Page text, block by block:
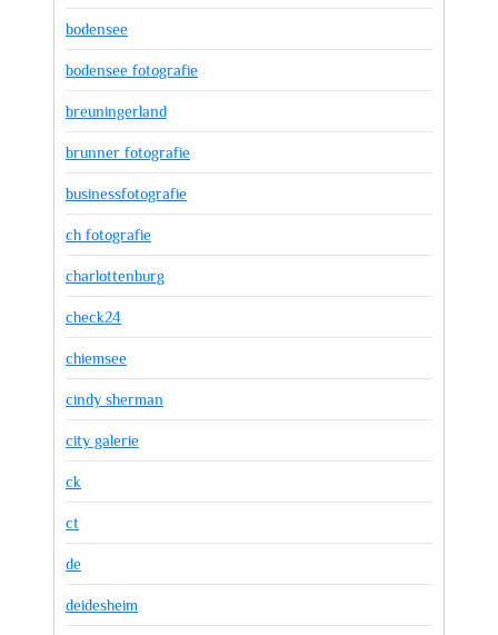
bodensee
bodensee fotografie
breuningerland
brunner fotografie
businessfotografie
ch fotografie
charlottenburg
check24
chiemsee
cindy sherman
city galerie
ck
ct
de
deidesheim